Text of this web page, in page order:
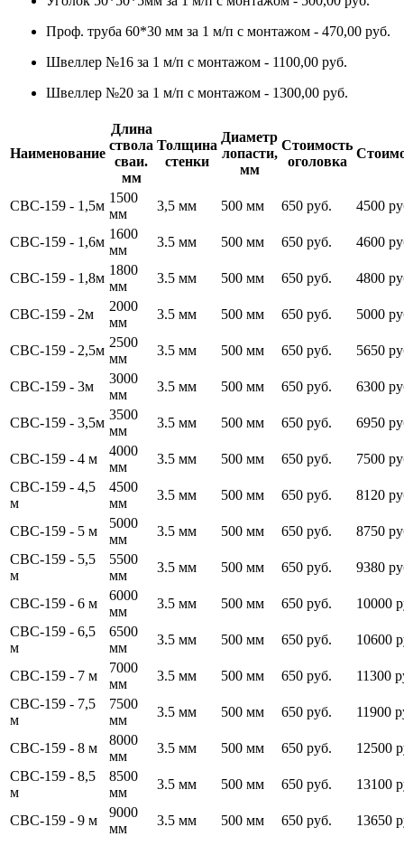
Проф. труба 60*30 мм за 1 м/п с монтажом - 470,00 руб.
Швеллер №16 за 1 м/п с монтажом - 1100,00 руб.
Швеллер №20 за 1 м/п с монтажом - 1300,00 руб.
Наименование
Длина
ствола
сваи.
мм
Толщина
стенки
Диаметр
лопасти,
мм
Стоимость
оголовка
СВС-159 - 1,5м
1500
мм
3,5 мм 500 мм 650 руб. 4500
СВС-159 - 1,6м
1600
мм
3.5 мм 500 мм 650 руб. 4600
СВС-159 - 1,8м
1800
мм
3.5 мм 500 мм 650 руб. 4800
СВС-159 - 2м
2000
мм
3.5 мм 500 мм 650 руб. 5000
СВС-159 - 2,5м
2500
мм
3.5 мм 500 мм 650 руб. 5650
СВС-159 - 3м
3000
мм
3.5 мм 500 мм 650 руб. 6300
СВС-159 - 3,5м
3500
мм
3.5 мм 500 мм 650 руб. 6950
СВС-159 - 4 м
4000
мм
3.5 мм 500 мм 650 руб.
7500
СВС-159 - 4,5
м
4500
мм
3.5 мм 500 мм 650 руб. 8120
СВС-159 - 5 м
5000
мм
3.5 мм 500 мм 650 руб.
8750
СВС-159 - 5,5
м
5500
мм
3.5 мм 500 мм 650 руб. 9380
СВС-159 - 6 м
6000
мм
3.5 мм 500 мм 650 руб.
10000
СВС-159 - 6,5
м
6500
мм
3.5 мм 500 мм 650 руб. 10600
СВС-159 - 7 м
7000
мм
3.5 мм 500 мм 650 руб.
11300
СВС-159 - 7,5
м
7500
мм
3.5 мм 500 мм 650 руб. 11900
СВС-159 - 8 м
8000
мм
3.5 мм 500 мм 650 руб.
12500
СВС-159 - 8,5
м
8500
мм
3.5 мм 500 мм 650 руб. 13100
СВС-159 - 9 м
9000
мм
3.5 мм 500 мм 650 руб. 13650